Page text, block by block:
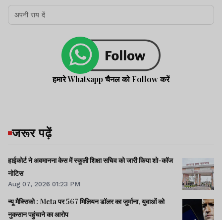
हमारे Whatsapp चैनल को Follow करें
जरूर पढ़ें
हाईकोर्ट ने अवमानना केस में स्कूली शिक्षा सचिव को जारी किया शो-कॉज
नोटिस
Aug 07, 2026 01:23 PM
न्यू मैक्सिको : Meta पर 567 मिलियन डॉलर का जुर्माना, युवाओं को
नुकसान पहुंचाने का आरोप